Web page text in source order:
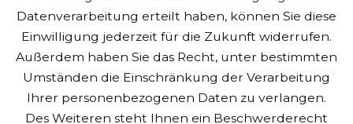
Datenverarbeitung erteilt haben, können Sie diese
Einwilligung jederzeit für die Zukunft widerrufen.
Außerdem haben Sie das Recht, unter bestimmten
Umständen die Einschränkung der Verarbeitung
Ihrer personenbezogenen Daten zu verlangen.
Des Weiteren steht Ihnen ein Beschwerderecht